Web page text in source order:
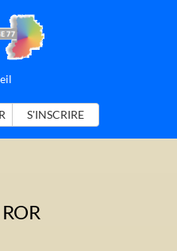
S'INSCRIRE